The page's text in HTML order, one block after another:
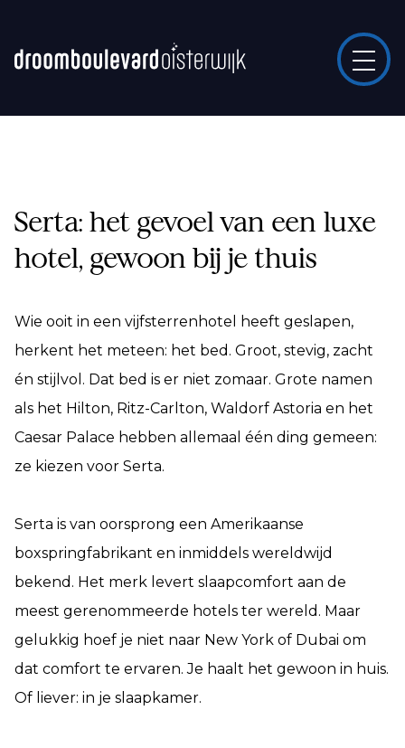
Serta: het gevoel van een luxe
hotel, gewoon bij je thuis
Wie ooit in een vijfsterrenhotel heeft geslapen,
herkent het meteen: het bed. Groot, stevig, zacht
én stijlvol. Dat bed is er niet zomaar. Grote namen
als het Hilton, Ritz-Carlton, Waldorf Astoria en het
Caesar Palace hebben allemaal één ding gemeen:
ze kiezen voor Serta.
Serta is van oorsprong een Amerikaanse
boxspringfabrikant en inmiddels wereldwijd
bekend. Het merk levert slaapcomfort aan de
meest gerenommeerde hotels ter wereld. Maar
gelukkig hoef je niet naar New York of Dubai om
dat comfort te ervaren. Je haalt het gewoon in huis.
Of liever: in je slaapkamer.